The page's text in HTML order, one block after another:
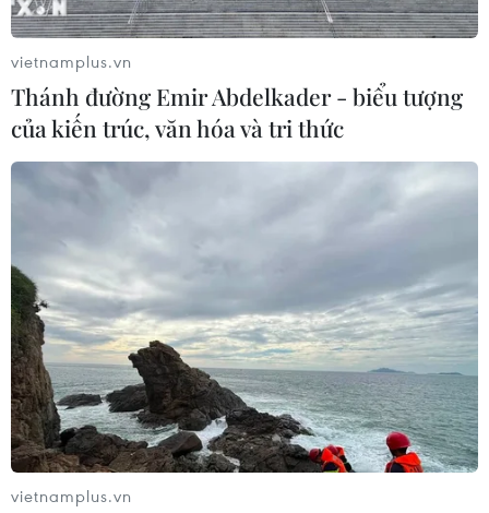
vietnamplus.vn
Thánh đường Emir Abdelkader - biểu tượng
của kiến trúc, văn hóa và tri thức
vietnamplus.vn